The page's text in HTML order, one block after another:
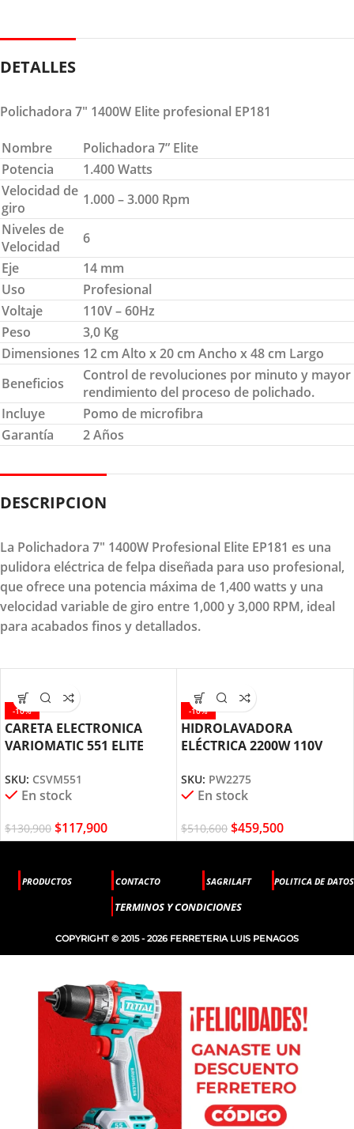
DETALLES
Polichadora 7″ 1400W Elite profesional EP181
Nombre
Polichadora 7” Elite
Potencia
1.400 Watts
Velocidad de
giro
1.000 – 3.000 Rpm
Niveles de
Velocidad
6
Eje
14 mm
Uso
Profesional
Voltaje
110V – 60Hz
Peso
3,0 Kg
Dimensiones 12 cm Alto x 20 cm Ancho x 48 cm Largo
Beneficios
Control de revoluciones por minuto y mayor
rendimiento del proceso de polichado.
Incluye
Pomo de microfibra
Garantía
2 Años
DESCRIPCION
La Polichadora 7" 1400W Profesional Elite EP181 es una
pulidora eléctrica de felpa diseñada para uso profesional,
que ofrece una potencia máxima de 1,400 watts y una
velocidad variable de giro entre 1,000 y 3,000 RPM, ideal
para acabados finos y detallados.
-10%
CARETA ELECTRONICA
VARIOMATIC 551 ELITE
SKU: CSVM551
En stock
$130,900 $117,900
-10%
HIDROLAVADORA
ELÉCTRICA 2200W 110V
SKU: PW2275
En stock
$510,600 $459,500
PRODUCTOS CONTACTO SAGRILAFT POLITICA DE DATOS
TERMINOS Y CONDICIONES
COPYRIGHT © 2015 - 2026 FERRETERIA LUIS PENAGOS